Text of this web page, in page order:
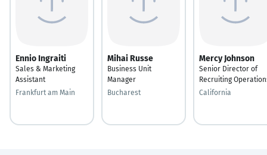
Ennio Ingraiti
Sales & Marketing
Assistant
Frankfurt am Main
Mihai Russe
Business Unit
Manager
Bucharest
Mercy Johnson
Senior Director of
Recruiting
California